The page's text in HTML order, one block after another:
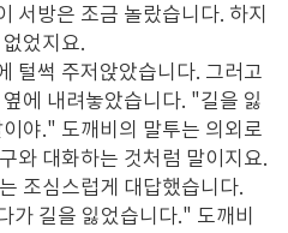
서방은 조금 놀랐습니다. 하지
었지요.
털썩 주저앉았습니다. 그러고
에 내려놓았습니다. "길을 잃
야." 도깨비의 말투는 의외로
와 대화하는 것처럼 말이지요.
조심스럽게 대답했습니다.
가 길을 잃었습니다." 도깨비